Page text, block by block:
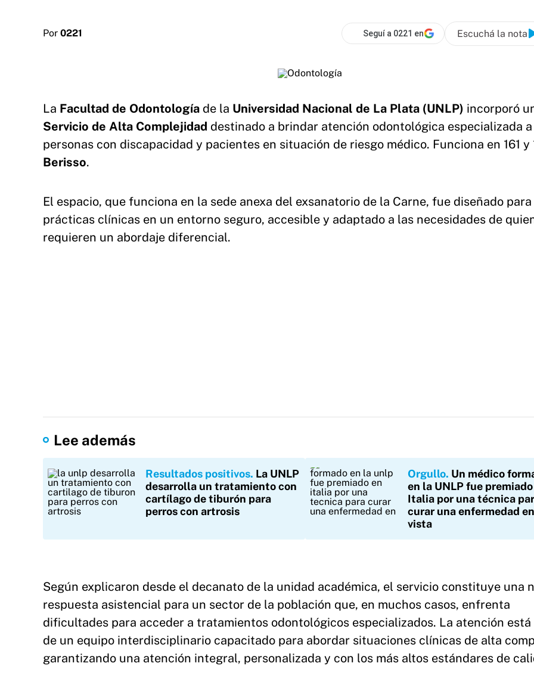
Por 0221 Seguí a 0221 en Escuchá la nota
La Facultad de Odontología de la Universidad Nacional de La Plata (UNLP) incorporó
Servicio de Alta Complejidad destinado a brindar atención odontológica especializada a
personas con discapacidad y pacientes en situación de riesgo médico. Funciona en 161 y
Berisso.
El espacio, que funciona en la sede anexa del exsanatorio de la Carne, fue diseñado
prácticas clínicas en un entorno seguro, accesible y adaptado a las necesidades de
requieren un abordaje diferencial.
Lee además
Resultados positivos La UNLP
desarrolla un tratamiento con
cartílago de tiburón para
perros con artrosis
Orgullo Un médico
en la UNLP fue
Italia por una técnica
curar una enfermedad
vista
Según explicaron desde el decanato de la unidad académica, el servicio constituye una
respuesta asistencial para un sector de la población que, en muchos casos, enfrenta
dificultades para acceder a tratamientos odontológicos especializados. La atención está
de un equipo interdisciplinario capacitado para abordar situaciones clínicas de alta
garantizando una atención integral, personalizada y con los más altos estándares de
El nuevo servicio funciona en la sede de las Tecnicaturas de Berisso, ubicada en 161 y